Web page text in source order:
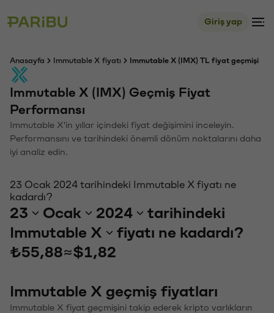
Giriş yap
Anasayfa Immutable X fiyatı Immutable X (IMX) TL fiyat geçmişi
Immutable X (IMX) Geçmiş Fiyat
Performansı
Immutable X'in yıllar içindeki fiyat değişimini inceleyin.
Performansını ve tarihindeki önemli dönüm noktalarını daha
iyi analiz edin.
23 Ocak 2024 tarihindeki Immutable X fiyatı ne
kadardı?
23 Ocak 2024
tarihindeki
Immutable X
fiyatı ne kadardı?
₺55,88≈$1,82
Immutable X geçmiş fiyatları
Immutable X fiyat geçmişini takip ederek kripto varlıkların